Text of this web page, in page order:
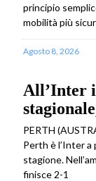
principio
mobilità più
Agosto 8, 2026
All’Inter
PERTH
Perth è l’Inter a
stagione.
finisce 2-1